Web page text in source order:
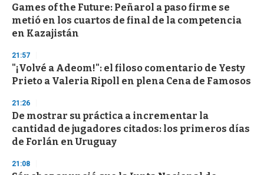
Games of the Future: Peñarol a paso firme se
metió en los cuartos de final de la competencia
en Kazajistán
21:57
"¡Volvé a Adeom!": el filoso comentario de Yesty
Prieto a Valeria Ripoll en plena Cena de Famosos
21:26
De mostrar su práctica a incrementar la
cantidad de jugadores citados: los primeros días
de Forlán en Uruguay
21:08